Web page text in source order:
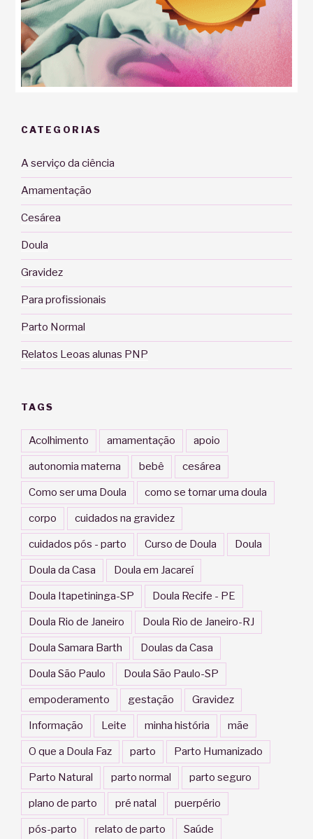
CATEGORIAS
A serviço da ciência
Amamentação
Cesárea
Doula
Gravidez
Para profissionais
Parto Normal
Relatos Leoas alunas PNP
TAGS
Acolhimento amamentação apoio
autonomia materna bebê cesárea
Como ser uma Doula como se tornar uma doula
corpo cuidados na gravidez
cuidados pós - parto Curso de Doula Doula
Doula da Casa Doula em Jacareí
Doula Itapetininga-SP Doula Recife - PE
Doula Rio de Janeiro Doula Rio de Janeiro-RJ
Doula Samara Barth Doulas da Casa
Doula São Paulo Doula São Paulo-SP
empoderamento gestação Gravidez
Informação Leite minha história mãe
O que a Doula Faz parto Parto Humanizado
Parto Natural parto normal parto seguro
plano de parto pré natal puerpério
pós-parto relato de parto Saúde